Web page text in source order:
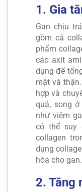
1. Gia
Gan chịu
gồm cả
phẩm
các axit
dụng để
mật và
hợp và
quả, song
như viêm
có thể suy
collagen
dụng
hóa cho gan.
2. Tăng